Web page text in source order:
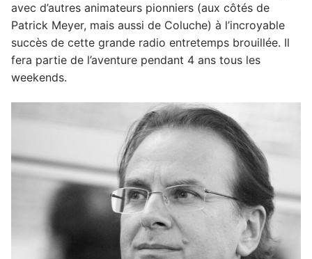
avec d’autres animateurs pionniers (aux côtés de
Patrick Meyer, mais aussi de Coluche) à l’incroyable
succès de cette grande radio entretemps brouillée. Il
fera partie de l’aventure pendant 4 ans tous les
weekends.